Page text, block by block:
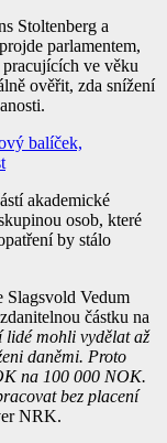
Stoltenberg a
parlamentem,
ve věku
ověřit, zda snížení
balíček,
akademické
osob, které
by stálo
Slagsvold Vedum
částku na
lidé mohli vydělat až
daněmi. Proto
na 100 000 NOK.
bez placení
NRK.